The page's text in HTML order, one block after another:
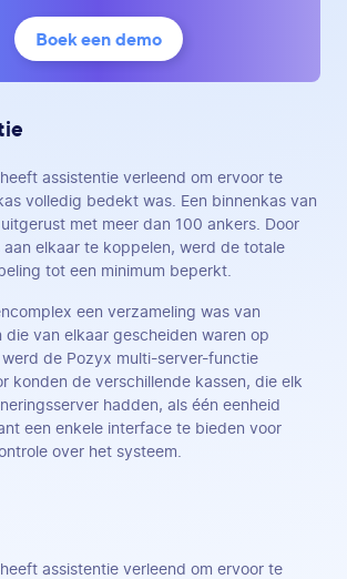
Boek een demo
assistentie verleend om ervoor te
volledig bedekt was. Een binnenkas van
met meer dan 100 ankers. Door
aan elkaar te koppelen, werd de totale
tot een minimum beperkt.
een verzameling was van
die van elkaar gescheiden waren op
de Pozyx multi-server-functie
konden de verschillende kassen, die elk
hadden, als één eenheid
een enkele interface te bieden voor
over het systeem.
assistentie verleend om ervoor te